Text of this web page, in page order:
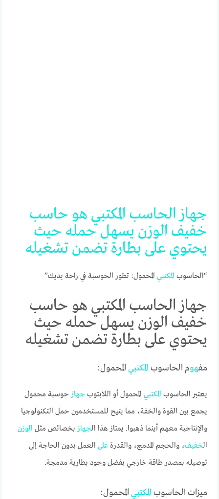
جهاز الحاسب المكتبي هو حاسب
خفيف الوزن يسهل حمله حيث
يحتوي على بطارة تضمن تشغيله
“الحاسوب المكتبي المحمول: تطور الحوسبة في راحة يديك”
جهاز الحاسب المكتبي هو حاسب
خفيف الوزن يسهل حمله حيث
يحتوي على بطارة تضمن تشغيله
مفهوم الحاسوب المكتبي المحمول:
يعتبر الحاسوب المكتبي المحمول أو اللابتوب جهازحوسبة محمول
يجمع بين القوة والخفة، مما يتيح للمستخدمين حمل التكنولوجيا
والإنتاجية معهم أينما ذهبوا. يمتاز هذا الجهازبخصائص مثل الوزن
الخفيف، والحجم المدمج، والقدرةعلى العمل بدون الحاجة إلى
توصيله بمصدر طاقة خارجي بفضل وجود بطارية مدمجة.
ميزات الحاسوب المكتبي المحمول: